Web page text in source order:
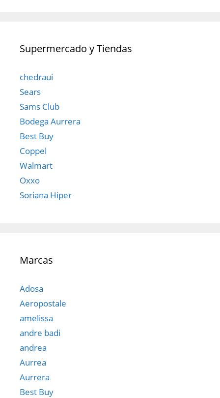
Supermercado y Tiendas
chedraui
Sears
Sams Club
Bodega Aurrera
Best Buy
Coppel
Walmart
Oxxo
Soriana Hiper
Marcas
Adosa
Aeropostale
amelissa
andre badi
andrea
Aurrea
Aurrera
Best Buy